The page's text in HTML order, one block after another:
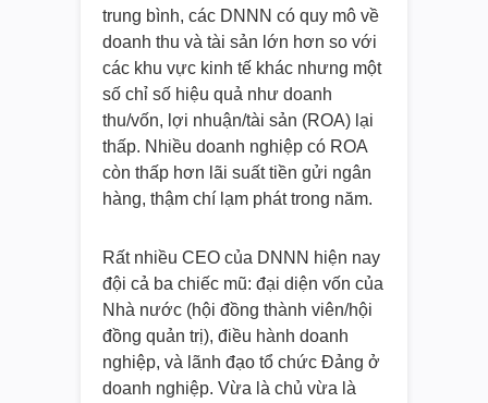
trung bình, các DNNN có quy mô về
doanh thu và tài sản lớn hơn so với
các khu vực kinh tế khác nhưng một
số chỉ số hiệu quả như doanh
thu/vốn, lợi nhuận/tài sản (ROA) lại
thấp. Nhiều doanh nghiệp có ROA
còn thấp hơn lãi suất tiền gửi ngân
hàng, thậm chí lạm phát trong năm.
Rất nhiều CEO của DNNN hiện nay
đội cả ba chiếc mũ: đại diện vốn của
Nhà nước (hội đồng thành viên/hội
đồng quản trị), điều hành doanh
nghiệp, và lãnh đạo tổ chức Đảng ở
doanh nghiệp. Vừa là chủ vừa là